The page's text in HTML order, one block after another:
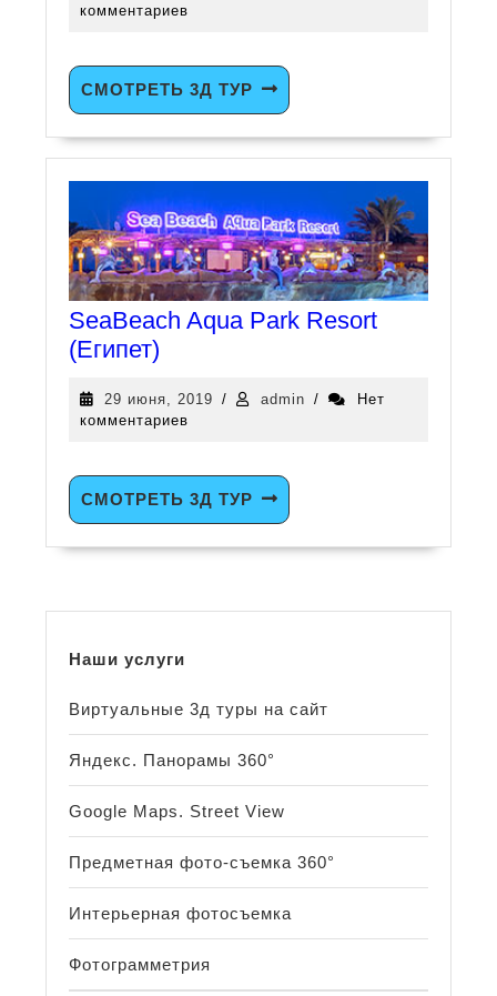
комментариев
СМОТРЕТЬ 3Д ТУР
SeaBeach Aqua Park Resort
(Египет)
29 июня, 2019 / admin /
Нет
комментариев
СМОТРЕТЬ 3Д ТУР
Наши услуги
Виртуальные 3д туры на сайт
Яндекс. Панорамы 360°
Google Maps. Street View
Предметная фото-съемка 360°
Интерьерная фотосъемка
Фотограмметрия